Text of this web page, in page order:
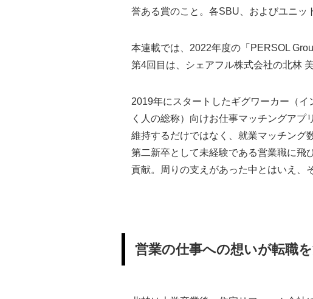
誉ある賞のこと。各SBU、およびユニッ
本連載では、2022年度の「PERSOL
第4回目は、シェアフル株式会社の北林 美
2019年にスタートしたギグワーカー（
く人の総称）向けお仕事マッチングア
維持するだけではなく、就業マッチング
第二新卒として未経験である営業職に飛
貢献。周りの支えがあった中とはいえ、
営業の仕事への想いが転職